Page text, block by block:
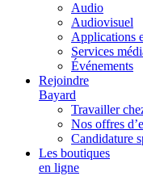
Audio
Audiovisuel
Applications
Services
Événements
Rejoindre
Bayard
Travailler
Nos offres
Candidature
Les boutiques
en ligne